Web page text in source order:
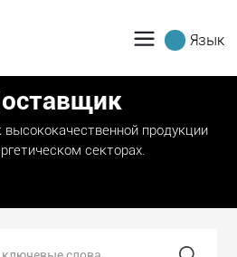
Язык
продукции
секторах.